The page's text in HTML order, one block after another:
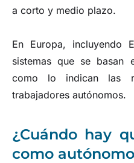
a corto y medio plazo.
En Europa, incluyendo
sistemas que se basan
como lo indican las
trabajadores autónomos.
¿Cuándo hay
como